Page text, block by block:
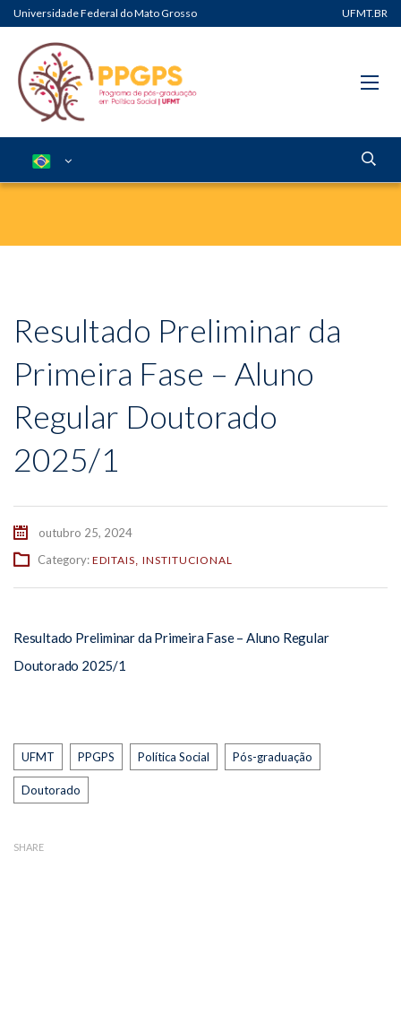
Universidade Federal do Mato Grosso UFMT.BR
Resultado Preliminar da
Primeira Fase – Aluno
Regular Doutorado
2025/1
outubro 25, 2024
Category: EDITAIS, INSTITUCIONAL
Resultado Preliminar da Primeira Fase – Aluno Regular
Doutorado 2025/1
Tags
UFMT PPGPS Política Social Pós-graduação
Doutorado
SHARE